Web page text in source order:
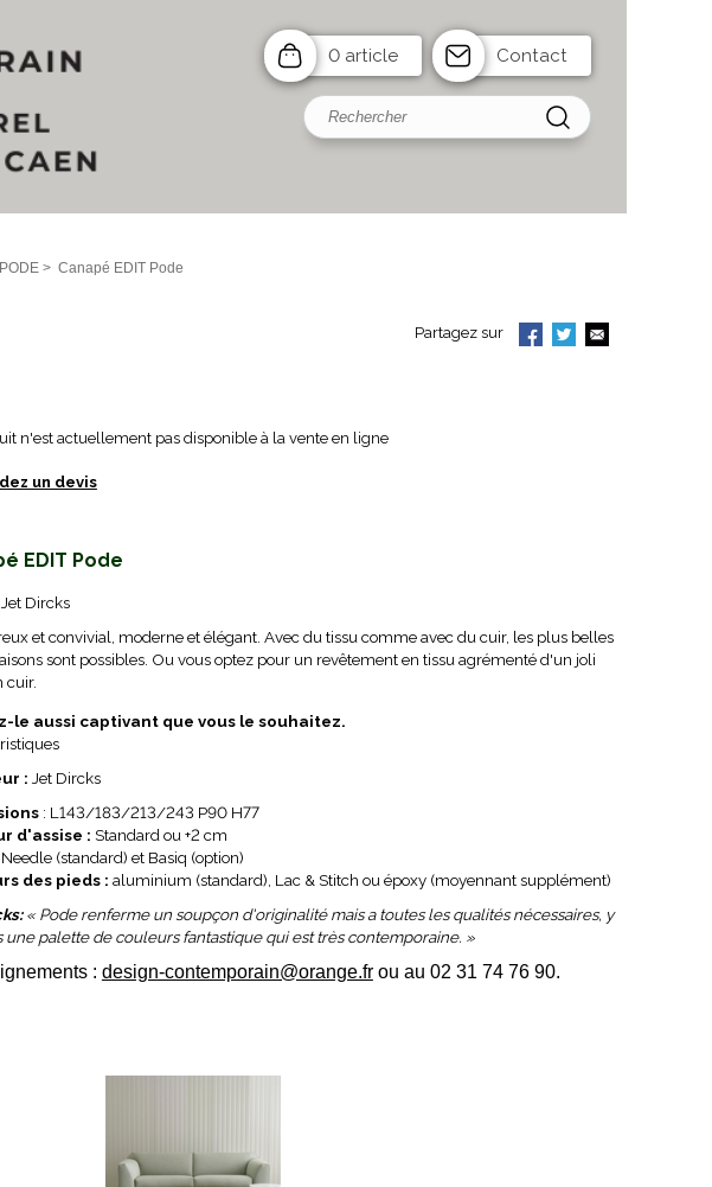
0 article Contact
> Canapé EDIT Pode
Partagez sur
n'est actuellement pas disponible à la vente en ligne
un devis
EDIT Pode
Dircks
et convivial, moderne et élégant. Avec du tissu comme avec du cuir, les plus belles
sont possibles. Ou vous optez pour un revêtement en tissu agrémenté d'un joli
cuir.
le aussi captivant que vous le souhaitez.
: Jet Dircks
: L143/183/213/243 P90 H77
d'assise : Standard ou +2 cm
Needle (standard) et Basiq (option)
des pieds : aluminium (standard), Lac & Stitch ou époxy (moyennant supplément)
« Pode renferme un soupçon d'originalité mais a toutes les qualités nécessaires, y
une palette de couleurs fantastique qui est très contemporaine. »
: design-contemporain@orange.frou au 02 31 74 76 90.